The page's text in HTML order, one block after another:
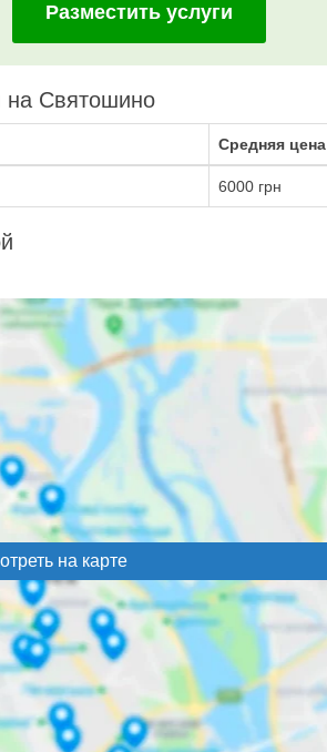
Разместить услуги
на Святошино
Средняя цена
6000 грн
на карте